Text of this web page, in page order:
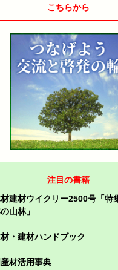
こちらから
注目の書籍
建材ウイクリー2500号「特
山林」
・建材ハンドブック
産材活用事典